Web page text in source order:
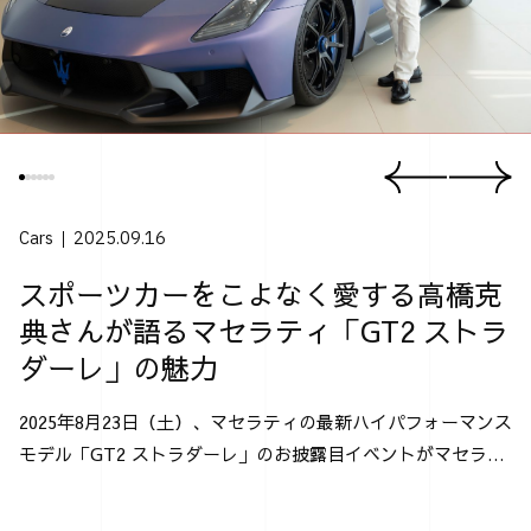
Cars 2025.09.16
スポーツカーをこよなく愛する高橋克
典さんが語るマセラティ「GT2 ストラ
ダーレ」の魅力
2025年8月23日（土）、マセラティの最新ハイパフォーマンス
モデル「GT2 ストラダーレ」のお披露目イベントがマセラテ